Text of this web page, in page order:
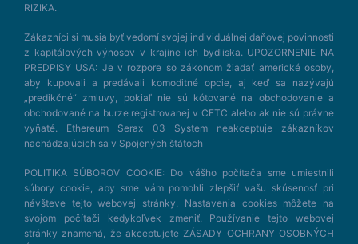
RIZIKA.
Zákazníci si musia byť vedomí svojej individuálnej daňovej povinnosti
z kapitálových výnosov v krajine ich bydliska. UPOZORNENIE NA
PREDPISY USA: Je v rozpore so zákonom žiadať americké osoby,
aby kupovali a predávali komoditné opcie, aj keď sa nazývajú
„predikčné“ zmluvy, pokiaľ nie sú kótované na obchodovanie a
obchodované na burze registrovanej v CFTC alebo ak nie sú právne
vyňaté. Ethereum Serax 03 System neakceptuje zákazníkov
nachádzajúcich sa v Spojených štátoch
POLITIKA SÚBOROV COOKIE: Do vášho počítača sme umiestnili
súbory cookie, aby sme vám pomohli zlepšiť vašu skúsenosť pri
návšteve tejto webovej stránky. Nastavenia cookies môžete na
svojom počítači kedykoľvek zmeniť. Používanie tejto webovej
stránky znamená, že akceptujete ZÁSADY OCHRANY OSOBNÝCH